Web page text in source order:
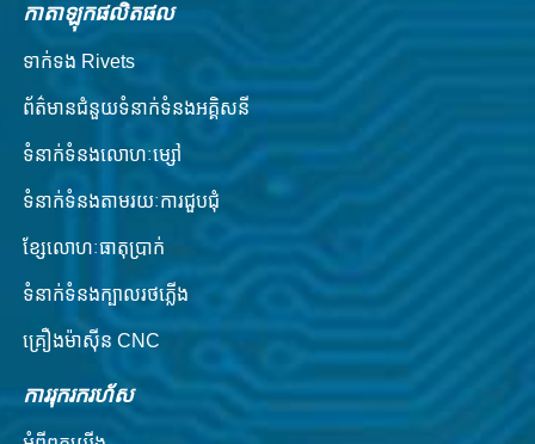
កាតាឡុកផលិតផល
ទាក់ទង Rivets
ព័ត៌មានជំនួយទំនាក់ទំនងអគ្គិសនី
ទំនាក់ទំនងលោហៈម្សៅ
ទំនាក់​ទំនង​តាម​រយៈ​ការ​ជួប​ជុំ
ខ្សែលោហៈធាតុប្រាក់
ទំនាក់ទំនងក្បាលរថភ្លើង
គ្រឿងម៉ាស៊ីន CNC
ការរុករករហ័ស